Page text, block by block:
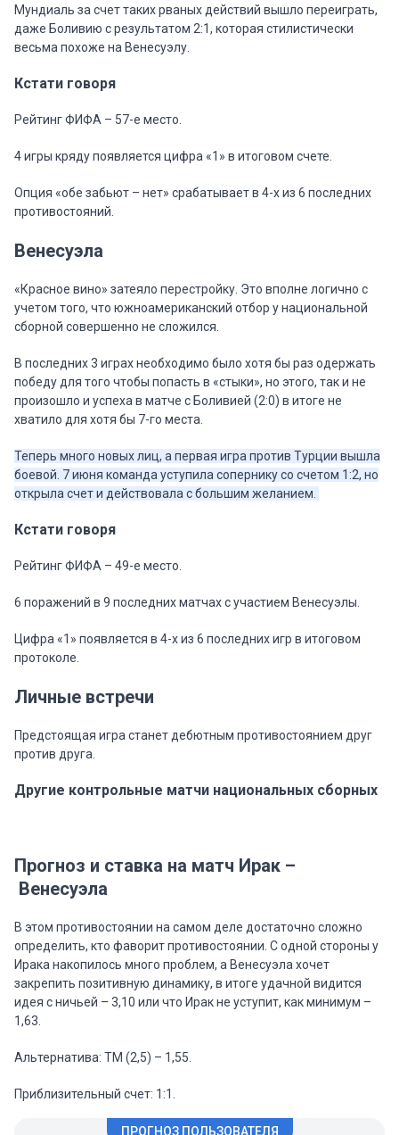
Мундиаль за счет таких рваных действий вышло переиграть,
даже Боливию с результатом 2:1, которая стилистически
весьма похоже на Венесуэлу.
Кстати говоря
Рейтинг ФИФА – 57-е место.
4 игры кряду появляется цифра «1» в итоговом счете.
Опция «обе забьют – нет» срабатывает в 4-х из 6 последних
противостояний.
Венесуэла
«Красное вино» затеяло перестройку. Это вполне логично с
учетом того, что южноамериканский отбор у национальной
сборной совершенно не сложился.
В последних 3 играх необходимо было хотя бы раз одержать
победу для того чтобы попасть в «стыки», но этого, так и не
произошло и успеха в матче с Боливией (2:0) в итоге не
хватило для хотя бы 7-го места.
Теперь много новых лиц, а первая игра против Турции вышла
боевой. 7 июня команда уступила сопернику со счетом 1:2, но
открыла счет и действовала с большим желанием.
Кстати говоря
Рейтинг ФИФА – 49-е место.
6 поражений в 9 последних матчах с участием Венесуэлы.
Цифра «1» появляется в 4-х из 6 последних игр в итоговом
протоколе.
Личные встречи
Предстоящая игра станет дебютным противостоянием друг
против друга.
Другие контрольные матчи национальных сборных
Прогноз и ставка на матч Ирак –
Венесуэла
В этом противостоянии на самом деле достаточно сложно
определить, кто фаворит противостоянии. С одной стороны у
Ирака накопилось много проблем, а Венесуэла хочет
закрепить позитивную динамику, в итоге удачной видится
идея с ничьей – 3,10 или что Ирак не уступит, как минимум –
1,63.
Альтернатива: ТМ (2,5) – 1,55.
Приблизительный счет: 1:1.
ПРОГНОЗ ПОЛЬЗОВАТЕЛЯ